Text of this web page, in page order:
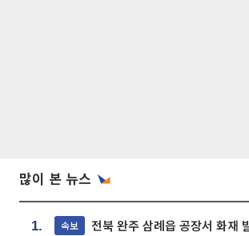
많이 본 뉴스
1. 속보 전북 완주 삼례읍 공장서 화재